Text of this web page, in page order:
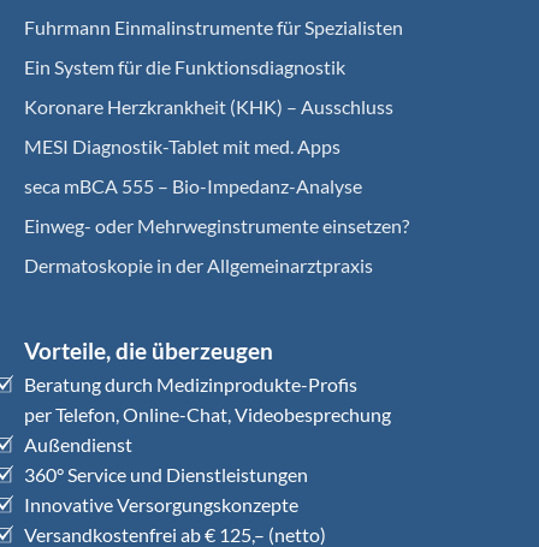
Fuhrmann Einmalinstrumente für Spezialisten
Ein System für die Funktionsdiagnostik
Koro­nare Herz­krank­heit (KHK) – Ausschluss
MESI Diagnostik-Tablet mit med. Apps
seca mBCA 555 – Bio-Impedanz-Analyse
Einweg- oder Mehrweginstrumente einsetzen?
Dermatoskopie in der Allgemeinarztpraxis
Vorteile, die überzeugen
Beratung durch Medizinprodukte-Profis
per Telefon, Online-Chat, Videobesprechung
Außendienst
360° Service und Dienstleistungen
Innovative Versorgungskonzepte
Versandkostenfrei ab € 125,– (netto)